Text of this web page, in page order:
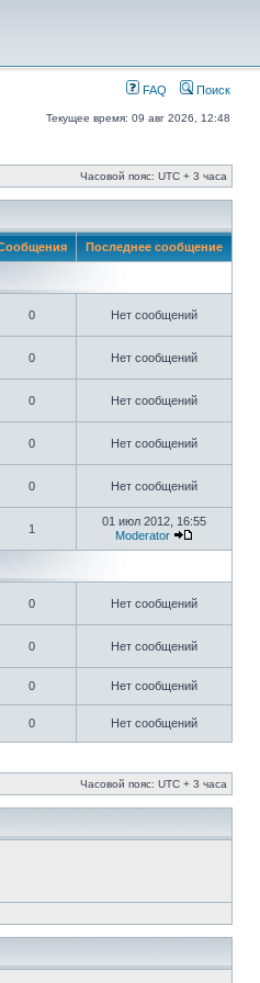
FAQ Поиск
Текущее время: 09 авг 2026, 12:48
Часовой пояс: UTC + 3 часа
Последнее сообщение
0 Нет сообщений
0 Нет сообщений
0 Нет сообщений
0 Нет сообщений
0 Нет сообщений
1
01 июл 2012, 16:55
Moderator
0 Нет сообщений
0 Нет сообщений
0 Нет сообщений
0 Нет сообщений
Часовой пояс: UTC + 3 часа